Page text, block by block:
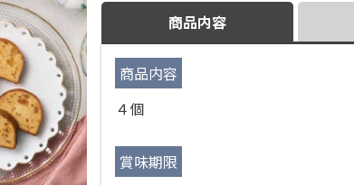
商品内容
商品内容
４個
賞味期限